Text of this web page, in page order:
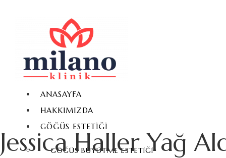
ANASAYFA
HAKKIMIZDA
GÖĞÜS ESTETIĞI
GÖĞÜS BÜYÜTME ESTETIĞI
Jessica Haller Yağ